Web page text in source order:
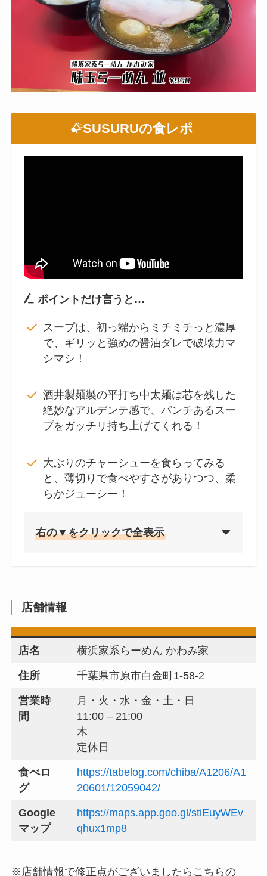
SUSURUの食レポ
ポイントだけ言うと…
スープは、初っ端からミチミチっと濃厚
で、ギリッと強めの醤油ダレで破壊力マ
シマシ！
酒井製麺製の平打ち中太麺は芯を残した
絶妙なアルデンテ感で、パンチあるスー
プをガッチリ持ち上げてくれる！
大ぶりのチャーシューを食らってみる
と、薄切りで食べやすさがありつつ、柔
らかジューシー！
右の▼をクリックで全表示
店舗情報
店名 横浜家系らーめん かわみ家
住所 千葉県市原市白金町1-58-2
営業時
間
月・火・水・金・土・日
11:00 – 21:00
木
定休日
食べロ
グ
https://tabelog.com/chiba/A1206/A1
20601/12059042/
Google
マップ
https://maps.app.goo.gl/stiEuyWEv
qhux1mp8
※店舗情報で修正点がございましたらこちらの